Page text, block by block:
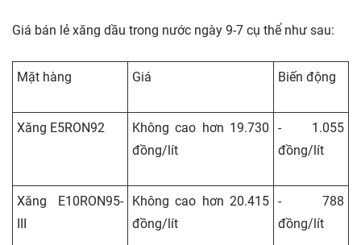
Giá bán lẻ xăng dầu trong nước ngày 9-7 cụ thể như sau:
Mặt hàng Giá Biến động
Xăng E5RON92
Không cao hơn 19.730
đồng/lít
- 1.055
đồng/lít
Xăng E10RON95-
III
Không cao hơn 20.415
đồng/lít
- 788
đồng/lít